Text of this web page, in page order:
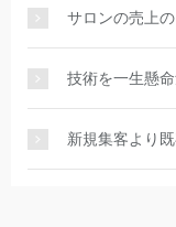
サロンの売上
技術を一生懸
新規集客より